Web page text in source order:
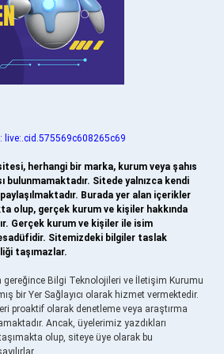
live:.cid.575569c608265c69
herhangi bir marka, kurum veya şahıs
bulunmamaktadır. Sitede yalnızca kendi
paylaşılmaktadır. Burada yer alan içerikler
olup, gerçek kurum ve kişiler hakkında
Gerçek kurum ve kişiler ile isim
Sitemizdeki bilgiler taslak
taşımazlar.
gereğince Bilgi Teknolojileri ve İletişim Kurumu
bir Yer Sağlayıcı olarak hizmet vermektedir.
proaktif olarak denetleme veya araştırma
Ancak, üyelerimiz yazdıkları
olup, siteye üye olarak bu